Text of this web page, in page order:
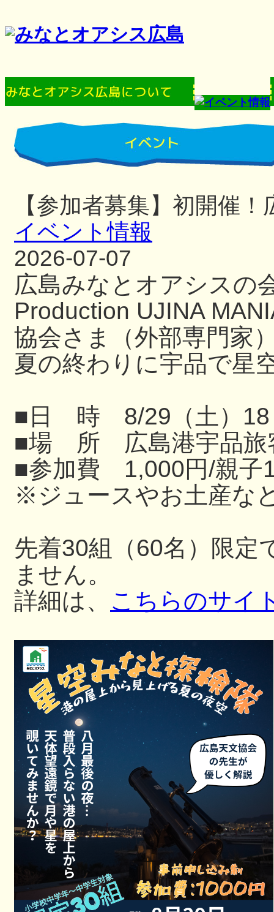
【参加者募集】初開催
イベント情報
2026-07-07
広島みなとオアシスの
Production UJINA
協会さま（外部専門家
夏の終わりに宇品で星
■日 時 8/29（土）18
■場 所 広島港宇品旅
■参加費 1,000円/親子
※ジュースやお土産な
先着30組（60名）限定
ません。
詳細は、 こちらのサイ